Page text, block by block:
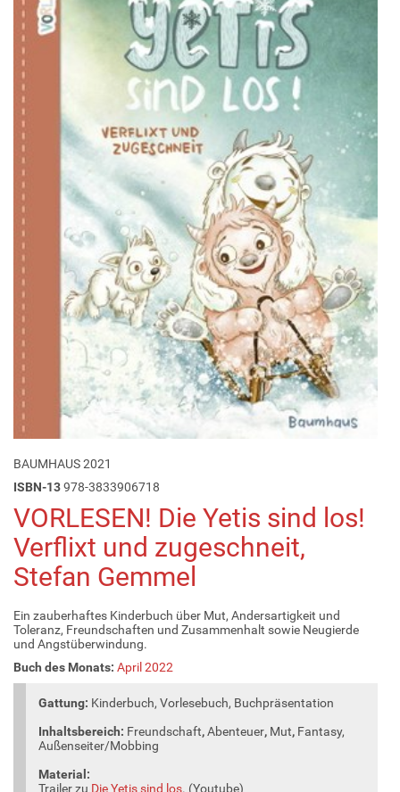
BAUMHAUS 2021
ISBN-13978-3833906718
VORLESEN! Die Yetis sind los!
Verflixt und zugeschneit,
Stefan Gemmel
Ein zauberhaftes Kinderbuch über Mut, Andersartigkeit und
Toleranz, Freundschaften und Zusammenhalt sowie Neugierde
und Angstüberwindung.
Buch des Monats: April 2022
Gattung: Kinderbuch, Vorlesebuch, Buchpräsentation
Inhaltsbereich: Freundschaft,Abenteuer, Mut, Fantasy,
Außenseiter/Mobbing
Material:
Trailer zu Die Yetis sind los. (Youtube)